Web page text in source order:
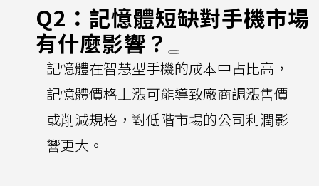
Q2：記憶體短缺對手機市場
有什麼影響？
記憶體在智慧型手機的成本中占比高，
記憶體價格上漲可能導致廠商調漲售價
或削減規格，對低階市場的公司利潤影
響更大。